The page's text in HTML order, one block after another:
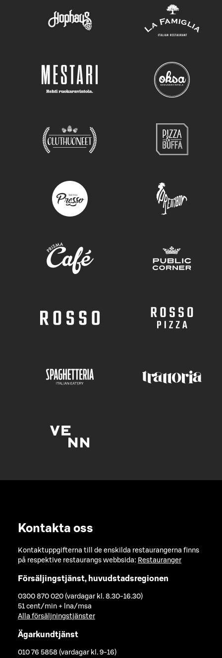
Kontakta oss
Kontaktuppgifterna till de enskilda restaurangerna finns
på respektive restaurangs webbsida: Restauranger
Försäljingstjänst, huvudstadsregionen
0300 870 020 (vardagar kl. 8.30-16.30)
51 cent/min + lna/msa
Alla försäljningstjänster
Ägarkundtjänst
010 76 5858 (vardagar kl. 9-16)